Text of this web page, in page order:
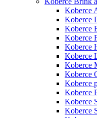
Koberce
Koberce
Koberce
Koberce
Koberce
Koberce
Koberce
Koberce
Koberce
Koberce
Koberce
Koberce